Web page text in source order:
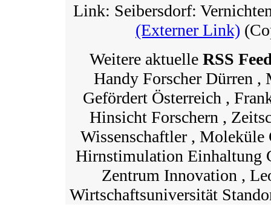
Link: Seibersdorf:
(Externer Link)
Weitere aktuelle RSS
Handy Forscher Dürren
Gefördert Österreich ,
Hinsicht Forschern ,
Wissenschaftler ,
Hirnstimulation Einhaltung
Zentrum Innovation ,
Wirtschaftsuniversität